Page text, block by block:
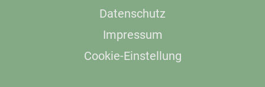
Datenschutz
Impressum
Cookie-Einstellung